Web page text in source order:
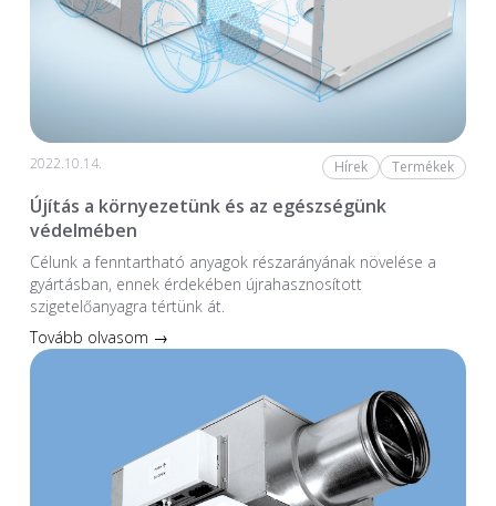
2022.10.14. Hírek Termékek
Újítás a környezetünk és az egészségünk
védelmében
Célunk a fenntartható anyagok részarányának növelése a
gyártásban, ennek érdekében újrahasznosított
szigetelőanyagra tértünk át.
Tovább olvasom →